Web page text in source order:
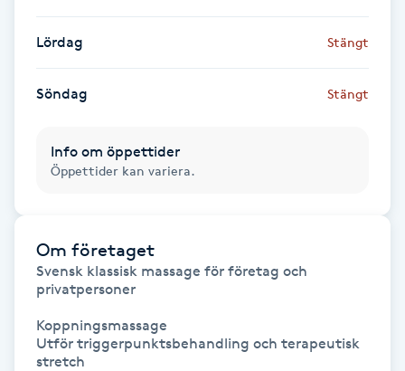
Gruppträning
Gua Sha-massage
Hatha Yoga
Healing
Herrklippning
Lördag Stängt
Söndag Stängt
Info om öppettider
Öppettider kan variera.
Om företaget
Svensk klassisk massage för företag och
privatpersoner
Koppningsmassage
Utför triggerpunktsbehandling och terapeutisk
stretch